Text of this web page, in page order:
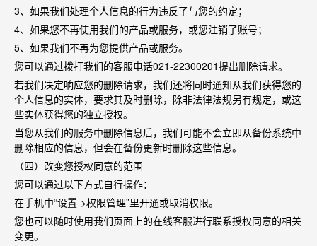
3、如果我们处理个人信息的行为违反了与您的约定；
4、如果您不再使用我们的产品或服务，或您注销了账号；
5、如果我们不再为您提供产品或服务。
您可以通过拨打我们的客服电话021-22300201提出删除请求。
若我们决定响应您的删除请求，我们还将同时通知从我们获得您的
个人信息的实体，要求其及时删除，除非法律法规另有规定，或这
些实体获得您的独立授权。
当您从我们的服务中删除信息后，我们可能不会立即从备份系统中
删除相应的信息，但会在备份更新时删除这些信息。
（四）改变您授权同意的范围
您可以通过以下方式自行操作：
在手机中“设置->权限管理”里开通或取消权限。
您也可以随时使用我们页面上的在线客服进行联系授权同意的相关
变更。